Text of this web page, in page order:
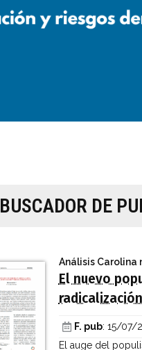
BUSCADOR DE
Análisis Carolina
El nuevo
F. pub: 15/07/
El auge del